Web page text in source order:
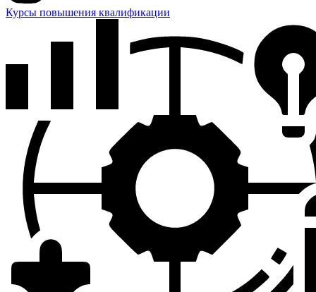
Курсы повышения квалификации